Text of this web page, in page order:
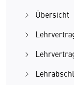
Übersicht